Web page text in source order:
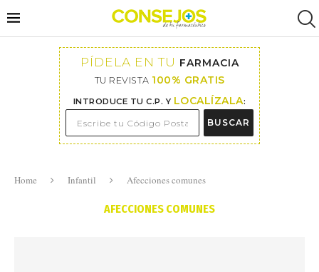
PÍDELA EN TU FARMACIA
TU REVISTA 100% GRATIS
INTRODUCE TU C.P. Y LOCALÍZALA:
BUSCAR
Home Infantil Afecciones comunes
AFECCIONES COMUNES